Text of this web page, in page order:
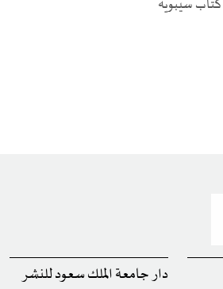
سيبويه
دار جامعة الملك سعود للنشر